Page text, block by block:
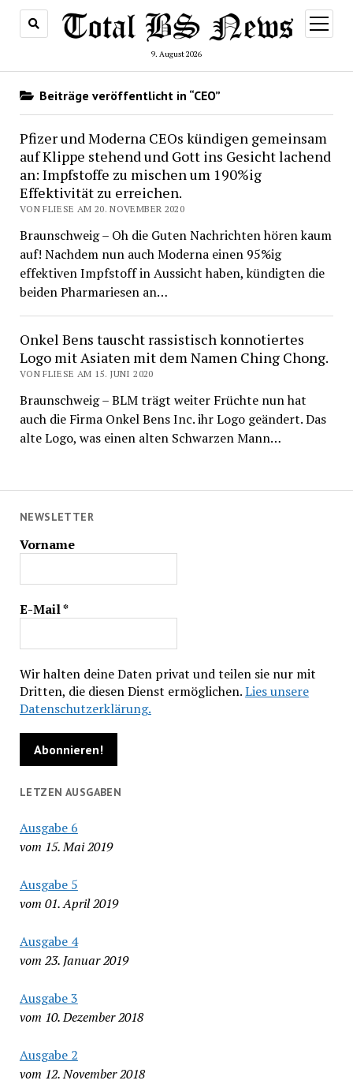
9. August 2026
Menü
öffnen
NEWSLETTER
Vorname
E-Mail*
Wir halten deine Daten privat und teilen sie nur mit
Dritten, die diesen Dienst ermöglichen.Lies unsere
Datenschutzerklärung.
LETZEN AUSGABEN
Ausgabe 6
vom 15. Mai 2019
Ausgabe 5
vom 01. April 2019
Ausgabe 4
vom 23. Januar 2019
Ausgabe 3
vom 10. Dezember 2018
Ausgabe 2
vom 12. November 2018
Beiträge veröffentlicht in “CEO”
Pfizer und Moderna CEOs kündigen gemeinsam
auf Klippe stehend und Gott ins Gesicht lachend
an: Impfstoffe zu mischen um 190%ig
Effektivität zu erreichen.
VON FLIESE AM 20. NOVEMBER 2020
Braunschweig – Oh die Guten Nachrichten hören kaum
auf! Nachdem nun auch Moderna einen 95%ig
effektiven Impfstoff in Aussicht haben, kündigten die
beiden Pharmariesen an…
Onkel Bens tauscht rassistisch konnotiertes
Logo mit Asiaten mit dem Namen Ching Chong.
VON FLIESE AM 15. JUNI 2020
Braunschweig – BLM trägt weiter Früchte nun hat
auch die Firma Onkel Bens Inc. ihr Logo geändert. Das
alte Logo, was einen alten Schwarzen Mann…